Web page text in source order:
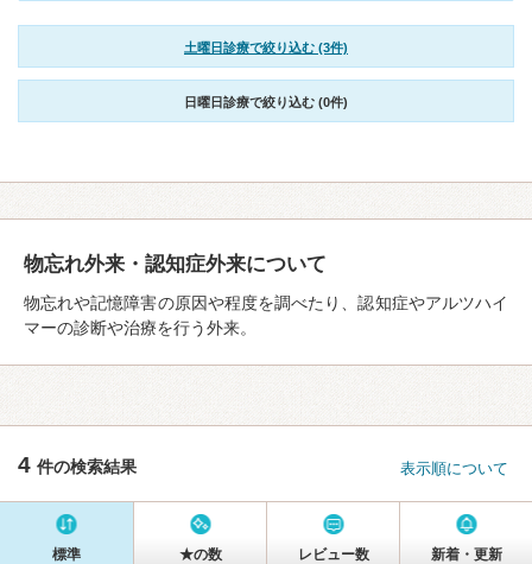
土曜日診療で絞り込む (3件)
日曜日診療で絞り込む (0件)
物忘れ外来・認知症外来について
物忘れや記憶障害の原因や程度を調べたり、認知症やアルツハイ
マーの診断や治療を行う外来。
4 件の検索結果 表示順について
標準 ★の数 レビュー数 新着・更新